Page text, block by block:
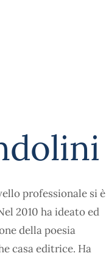
professionale si è
2010 ha ideato ed
della poesia
casa editrice. Ha